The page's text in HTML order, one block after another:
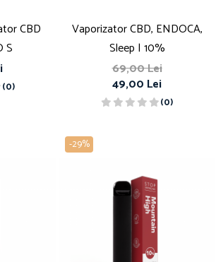
CBD
S
(0)
Vaporizator CBD, ENDOCA,
Sleep | 10%
69,00 Lei
49,00 Lei
(0)
-29%